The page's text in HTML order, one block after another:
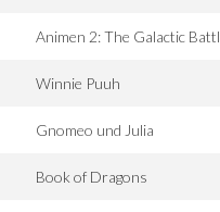
Animen 2: The Galactic
Winnie Puuh
Gnomeo und Julia
Book of Dragons